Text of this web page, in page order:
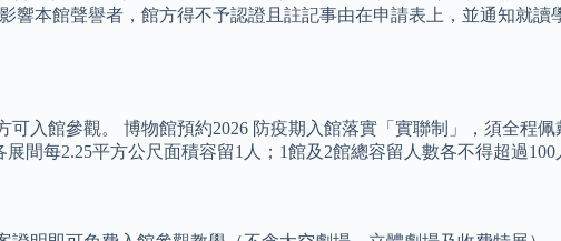
響本館聲譽者，館方得不予認證且註記事由在申請表上，並通知就
入館參觀。 博物館預約2026 防疫期入館落實「實聯制」，須全程
間每2.25平方公尺面積容留1人；1館及2館總容留人數各不得超過100